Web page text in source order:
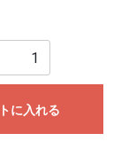
に入れる